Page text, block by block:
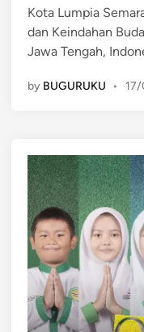
i
n
Kota Lumpia
dan Keindahan
Jawa Tengah,
by BUGURUKU •